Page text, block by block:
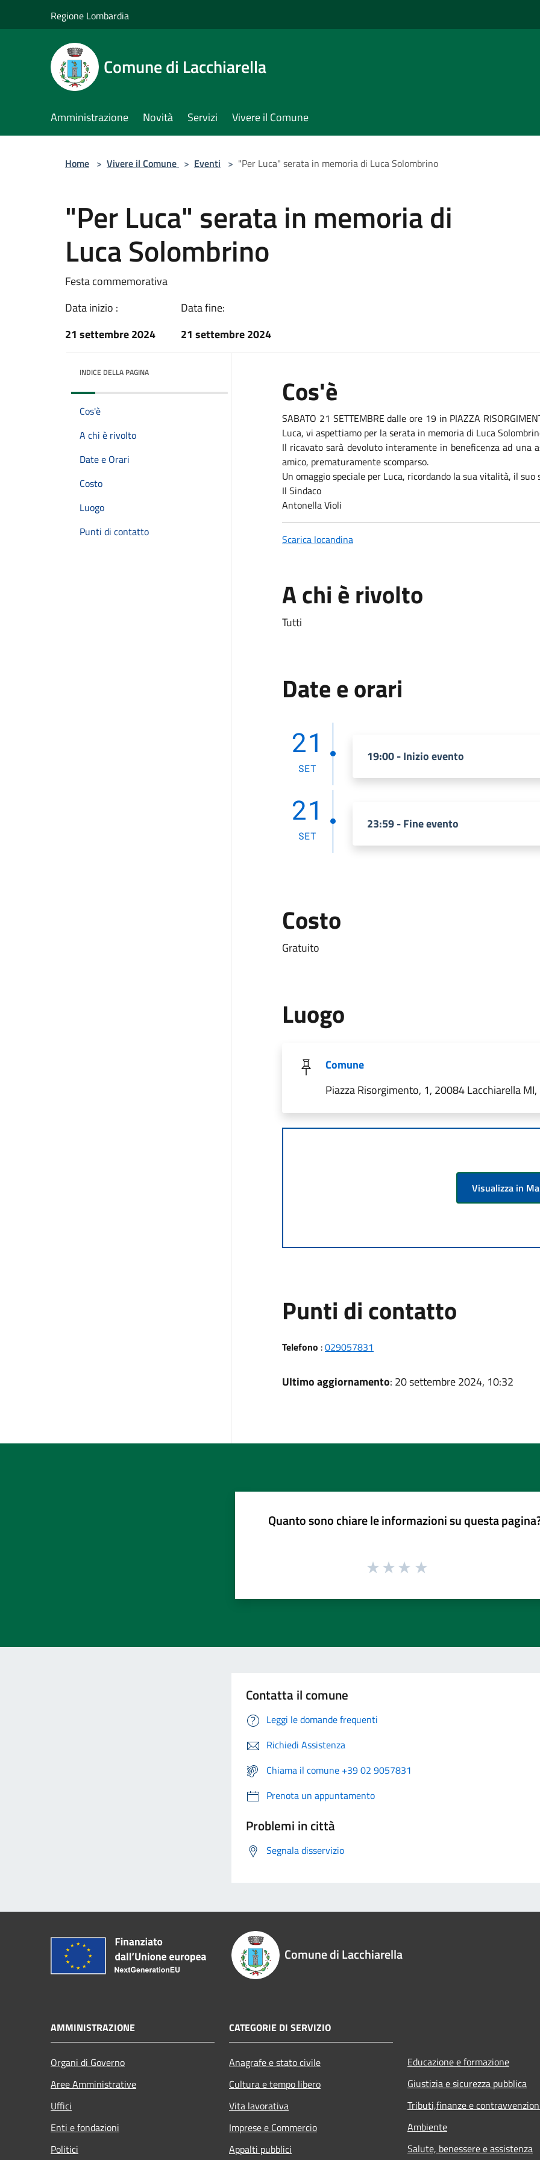
Regione Lombardia
Comune di Lacchiarella
Amministrazione Novità Servizi Vivere il Comune
Home > Vivere il Comune > Eventi > "Per Luca" serata in memoria di Luca Solombrino
"Per Luca" serata in memoria di
Luca Solombrino
Festa commemorativa
Data inizio :
21 settembre 2024
Data fine:
21 settembre 2024
INDICE DELLA PAGINA
Cos'è
A chi è rivolto
Date e Orari
Costo
Luogo
Punti di contatto
Cos'è
SABATO 21 SETTEMBRE dalle ore 19 in PIAZZA
Luca, vi aspettiamo per la serata in memoria di Luca
Il ricavato sarà devoluto interamente in beneficenza ad una
amico, prematuramente scomparso.
Un omaggio speciale per Luca, ricordando la sua vitalità, il suo
Il Sindaco
Antonella Violi
Scarica locandina
A chi è rivolto
Tutti
Date e orari
21
SET
19:00 - Inizio evento
21
SET
23:59 - Fine evento
Costo
Gratuito
Luogo
Comune
Piazza Risorgimento, 1, 20084 Lacchiarella
Visualizza in
Punti di contatto
Telefono :029057831
Ultimo aggiornamento: 20 settembre 2024, 10:32
Quanto sono chiare le informazioni su questa
Contatta il comune
Leggi le domande frequenti
Richiedi Assistenza
Chiama il comune +39 02 9057831
Prenota un appuntamento
Problemi in città
Segnala disservizio
Comune di Lacchiarella
AMMINISTRAZIONE
Organi di Governo
Aree Amministrative
Uffici
Enti e fondazioni
Politici
CATEGORIE DI SERVIZIO
Anagrafe e stato civile
Cultura e tempo libero
Vita lavorativa
Imprese e Commercio
Appalti pubblici
Educazione e formazione
Giustizia e sicurezza pubblica
Tributi,finanze e
Ambiente
Salute, benessere e assistenza